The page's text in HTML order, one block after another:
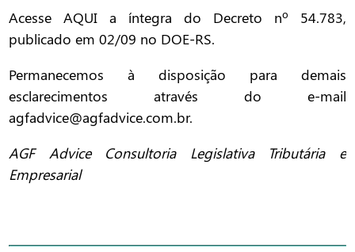
AcesseAQUI a íntegra do Decreto nº 54.783,
publicado em 02/09 no DOE-RS.
Permanecemos à disposição para demais
esclarecimentos através do e-mail
agfadvice@agfadvice.com.br.
AGF Advice Consultoria Legislativa Tributária e
Empresarial